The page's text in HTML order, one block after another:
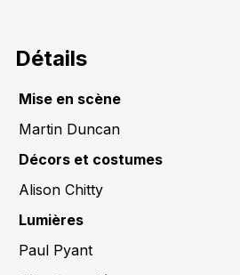
Détails
Mise en scène
Martin Duncan
Décors et costumes
Alison Chitty
Lumières
Paul Pyant